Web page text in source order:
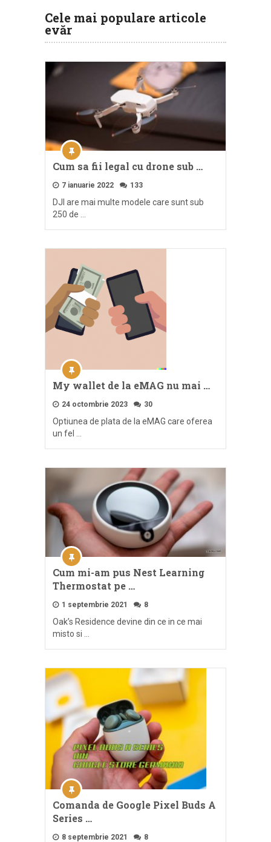
Cele mai populare articole
evăr
Cum sa fii legal cu drone sub …
7 ianuarie 2022 133
DJI are mai multe modele care sunt sub
250 de …
My wallet de la eMAG nu mai …
24 octombrie 2023 30
Optiunea de plata de la eMAG care oferea
un fel …
Cum mi-am pus Nest Learning
Thermostat pe …
1 septembrie 2021 8
Oak’s Residence devine din ce in ce mai
misto si …
Comanda de Google Pixel Buds A
Series …
8 septembrie 2021 8